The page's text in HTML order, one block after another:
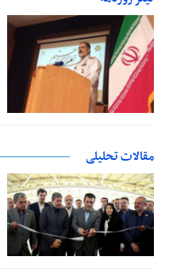
مقالات تحلیلی